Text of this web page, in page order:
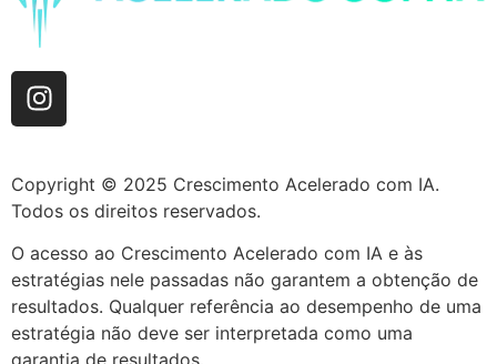
Copyright © 2025 Crescimento Acelerado com IA.
Todos os direitos reservados.
O acesso ao Crescimento Acelerado com IA e às
estratégias nele passadas não garantem a obtenção de
resultados. Qualquer referência ao desempenho de uma
estratégia não deve ser interpretada como uma